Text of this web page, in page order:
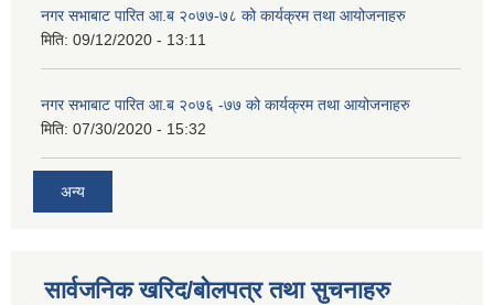
नगर सभाबाट पारित आ.ब २०७७-७८ को कार्यक्रम तथा आयोजनाहरु
मिति: 09/12/2020 - 13:11
नगर सभाबाट पारित आ.ब २०७६ -७७ को कार्यक्रम तथा आयोजनाहरु
मिति: 07/30/2020 - 15:32
अन्य
सार्वजनिक खरिद/बोलपत्र तथा सुचनाहरु